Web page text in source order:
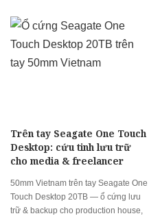
Trên tay Seagate One Touch
Desktop: cứu tinh lưu trữ
cho media & freelancer
50mm Vietnam trên tay Seagate One
Touch Desktop 20TB — ổ cứng lưu
trữ & backup cho production house,